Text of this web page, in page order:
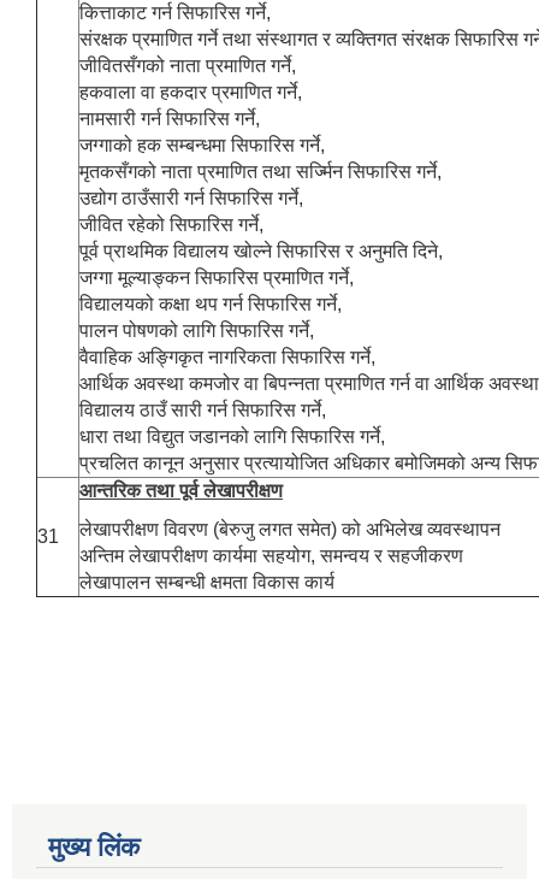
कित्ताकाट गर्न सिफारिस गर्ने,
संरक्षक प्रमाणित गर्ने तथा संस्थागत र व्यक्तिगत संरक्षक सिफारिस
जीवितसँगको नाता प्रमाणित गर्ने,
हकवाला वा हकदार प्रमाणित गर्ने,
नामसारी गर्न सिफारिस गर्ने,
जग्गाको हक सम्बन्धमा सिफारिस गर्ने,
मृतकसँगको नाता प्रमाणित तथा सर्ज्मिन सिफारिस गर्ने,
उद्योग ठाउँसारी गर्न सिफारिस गर्ने,
जीवित रहेको सिफारिस गर्ने,
पूर्व प्राथमिक विद्यालय खोल्ने सिफारिस र अनुमति दिने,
जग्गा मूल्याङ्कन सिफारिस प्रमाणित गर्ने,
विद्यालयको कक्षा थप गर्न सिफारिस गर्ने,
पालन पोषणको लागि सिफारिस गर्ने,
वैवाहिक अङ्गिकृत नागरिकता सिफारिस गर्ने,
आर्थिक अवस्था कमजोर वा बिपन्नता प्रमाणित गर्न वा आर्थिक
विद्यालय ठाउँ सारी गर्न सिफारिस गर्ने,
धारा तथा विद्युत जडानको लागि सिफारिस गर्ने,
प्रचलित कानून अनुसार प्रत्यायोजित अधिकार बमोजिमको अन्य
31
आन्तरिक तथा पूर्व लेखापरीक्षण
लेखापरीक्षण विवरण (बेरुजु लगत समेत) को अभिलेख व्यवस्थापन
अन्तिम लेखापरीक्षण कार्यमा सहयोग, समन्वय र सहजीकरण
लेखापालन सम्बन्धी क्षमता विकास कार्य
मुख्य लिंक